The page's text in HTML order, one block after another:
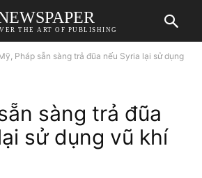
THE ART OF PUBLISHING
Pháp sẵn sàng trả đũa nếu Syria lại sử dụng
sàng trả đũa
sử dụng vũ khí